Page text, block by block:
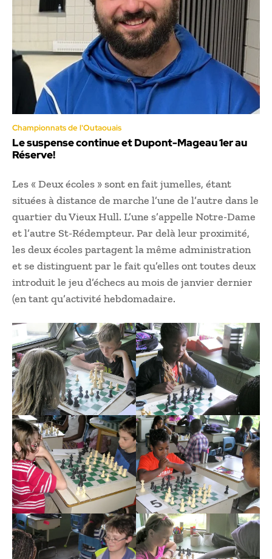
Championnats de l'Outaouais
Le suspense continue et Dupont-Mageau 1er au
Réserve!
Les « Deux écoles » sont en fait jumelles, étant
situées à distance de marche l’une de l’autre dans le
quartier du Vieux Hull. L’une s’appelle Notre-Dame
et l’autre St-Rédempteur. Par delà leur proximité,
les deux écoles partagent la même administration
et se distinguent par le fait qu’elles ont toutes deux
introduit le jeu d’échecs au mois de janvier dernier
(en tant qu’activité hebdomadaire.